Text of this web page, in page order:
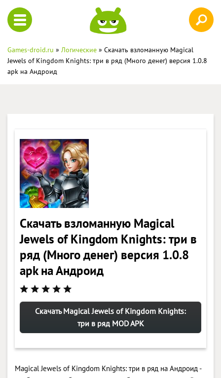
Games-droid.ru » Логические » Скачать взломанную Magical
Jewels of Kingdom Knights: три в ряд (Много денег) версия 1.0.8
apk на Андроид
Скачать взломанную Magical
Jewels of Kingdom Knights: три в
ряд (Много денег) версия 1.0.8
apk на Андроид
Скачать Magical Jewels of Kingdom Knights:
три в ряд MOD APK
Magical Jewels of Kingdom Knights: три в ряд на Андроид -